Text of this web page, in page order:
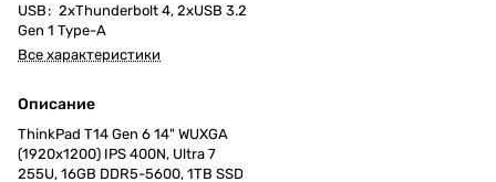
USB: 2хThunderbolt 4, 2хUSB 3.2
Gen 1 Type-A
Все характеристики
Описание
ThinkPad T14 Gen 6 14" WUXGA
(1920x1200) IPS 400N, Ultra 7
255U, 16GB DDR5-5600, 1TB SSD